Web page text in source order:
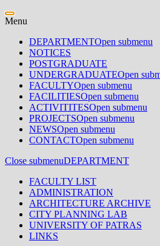
Menu
DEPARTMENTOpen submenu
NOTICES
POSTGRADUATE
UNDERGRADUATEOpen
FACULTYOpen submenu
FACILITIESOpen submenu
ACTIVITITESOpen submenu
PROJECTSOpen submenu
NEWSOpen submenu
CONTACTOpen submenu
Close submenuDEPARTMENT
FACULTY LIST
ADMINISTRATION
ARCHITECTURE ARCHIVE
CITY PLANNING LAB
UNIVERSITY OF PATRAS
LINKS